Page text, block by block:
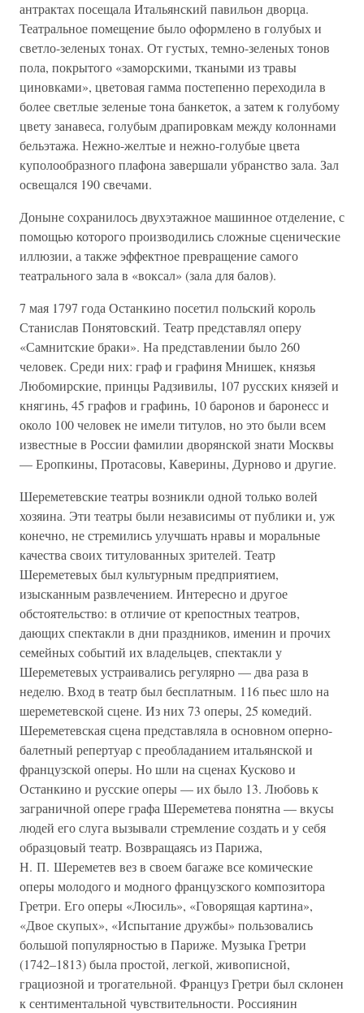
антрактах посещала Итальянский павильон дворца.
Театральное помещение было оформлено в голубых и
светло-зеленых тонах. От густых, темно-зеленых тонов
пола, покрытого «заморскими, ткаными из травы
циновками», цветовая гамма постепенно переходила в
более светлые зеленые тона банкеток, а затем к голубому
цвету занавеса, голубым драпировкам между колоннами
бельэтажа. Нежно-желтые и нежно-голубые цвета
куполообразного плафона завершали убранство зала. Зал
освещался 190 свечами.
Доныне сохранилось двухэтажное машинное отделение, с
помощью которого производились сложные сценические
иллюзии, а также эффектное превращение самого
театрального зала в «воксал» (зала для балов).
7 мая 1797 года Останкино посетил польский король
Станислав Понятовский. Театр представлял оперу
«Самнитские браки». На представлении было 260
человек. Среди них: граф и графиня Мнишек, князья
Любомирские, принцы Радзивилы, 107 русских князей и
княгинь, 45 графов и графинь, 10 баронов и баронесс и
около 100 человек не имели титулов, но это были всем
известные в России фамилии дворянской знати Москвы
— Еропкины, Протасовы, Каверины, Дурново и другие.
Шереметевские театры возникли одной только волей
хозяина. Эти театры были независимы от публики и, уж
конечно, не стремились улучшать нравы и моральные
качества своих титулованных зрителей. Театр
Шереметевых был культурным предприятием,
изысканным развлечением. Интересно и другое
обстоятельство: в отличие от крепостных театров,
дающих спектакли в дни праздников, именин и прочих
семейных событий их владельцев, спектакли у
Шереметевых устраивались регулярно — два раза в
неделю. Вход в театр был бесплатным. 116 пьес шло на
шереметевской сцене. Из них 73 оперы, 25 комедий.
Шереметевская сцена представляла в основном оперно-
балетный репертуар с преобладанием итальянской и
французской оперы. Но шли на сценах Кусково и
Останкино и русские оперы — их было 13. Любовь к
заграничной опере графа Шереметева понятна — вкусы
людей его слуга вызывали стремление создать и у себя
образцовый театр. Возвращаясь из Парижа,
Н. П. Шереметев вез в своем багаже все комические
оперы молодого и модного французского композитора
Гретри. Его оперы «Люсиль», «Говорящая картина»,
«Двое скупых», «Испытание дружбы» пользовались
большой популярностью в Париже. Музыка Гретри
(1742–1813) была простой, легкой, живописной,
грациозной и трогательной. Француз Гретри был склонен
к сентиментальной чувствительности. Россиянин